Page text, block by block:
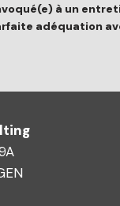
à un
adéquation